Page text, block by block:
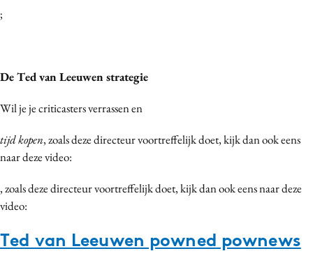
;
De Ted van Leeuwen strategie
Wil je je criticasters verrassen en
tijd kopen, zoals deze directeur voortreffelijk doet, kijk dan ook eens
naar deze video:
, zoals deze directeur voortreffelijk doet, kijk dan ook eens naar deze
video:
Ted van Leeuwen powned pownews